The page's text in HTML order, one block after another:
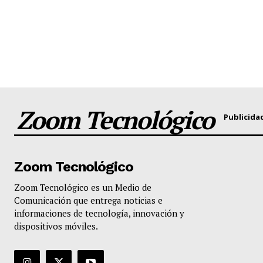
Zoom Tecnológico
Zoom Tecnológico
Zoom Tecnológico es un Medio de
Comunicación que entrega noticias e
informaciones de tecnología, innovación y
dispositivos móviles.